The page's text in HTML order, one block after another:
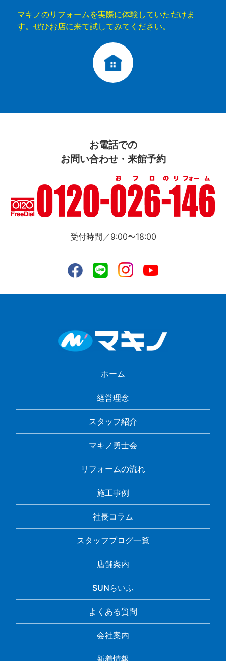
マキノのリフォームを実際に体験していただけま
す。ぜひお店に来て試してみてください。
お電話での
お問い合わせ・来館予約
受付時間／9:00〜18:00
ホーム
経営理念
スタッフ紹介
マキノ勇士会
リフォームの流れ
施工事例
社長コラム
スタッフブログ一覧
店舗案内
SUNらいふ
よくある質問
会社案内